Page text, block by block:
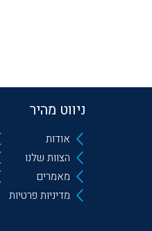
ניווט מהיר
אודות
הצוות שלנו
מאמרים
מדיניות פרטיות